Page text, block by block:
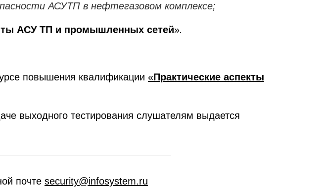
АСУТП в нефтегазовом комплексе;
АСУ ТП и промышленных сетей».
повышения квалификации «Практические аспекты
выходного тестирования слушателям выдается
почте security@infosystem.ru